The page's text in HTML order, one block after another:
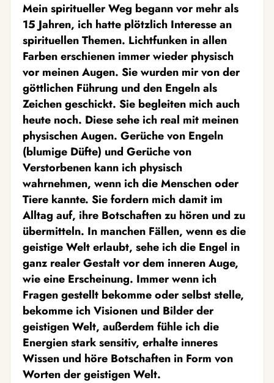
Mein spiritueller Weg begann vor mehr als
15 Jahren, ich hatte plötzlich Interesse an
spirituellen Themen. Lichtfunken in allen
Farben erschienen immer wieder physisch
vor meinen Augen. Sie wurden mir von der
göttlichen Führung und den Engeln als
Zeichen geschickt. Sie begleiten mich auch
heute noch. Diese sehe ich real mit meinen
physischen Augen. Gerüche von Engeln
(blumige Düfte) und Gerüche von
Verstorbenen kann ich physisch
wahrnehmen, wenn ich die Menschen oder
Tiere kannte. Sie fordern mich damit im
Alltag auf, ihre Botschaften zu hören und zu
übermitteln. In manchen Fällen, wenn es die
geistige Welt erlaubt, sehe ich die Engel in
ganz realer Gestalt vor dem inneren Auge,
wie eine Erscheinung. Immer wenn ich
Fragen gestellt bekomme oder selbst stelle,
bekomme ich Visionen und Bilder der
geistigen Welt, außerdem fühle ich die
Energien stark sensitiv, erhalte inneres
Wissen und höre Botschaften in Form von
Worten der geistigen Welt.